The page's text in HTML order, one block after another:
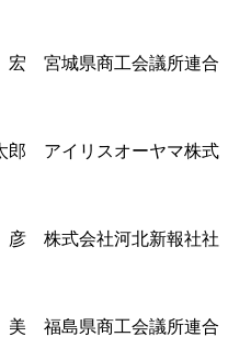
商工会議所連合
リスオーヤマ株式
会社河北新報社社
県商工会議所連合